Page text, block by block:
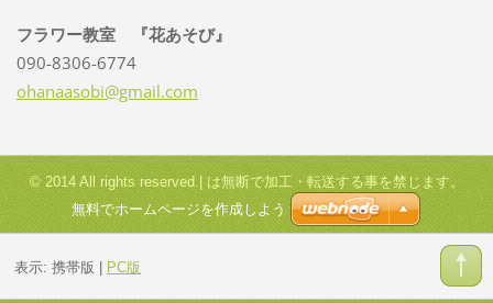
フラワー教室 『花あそび』
090-8306-6774
ohanaasobi@gmail.com
© 2014 All rights reserved.| は無断で加工・転送する事を禁じます。
無料でホームページを作成しよう
表示: 携帯版 | PC版